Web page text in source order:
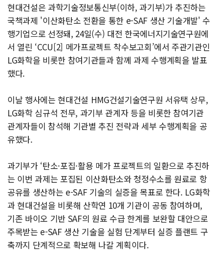
현대건설은 과학기술정보통신부(이하, 과기부)가 추진하는
국책과제 '이산화탄소 전환을 통한 e-SAF 생산 기술개발' 수
행기업으로 선정돼, 24일(수) 대전 한국에너지기술연구원에
서 열린 ‘CCU[2] 메가프로젝트 착수보고회’에서 주관기관인
LG화학을 비롯한 참여기관들과 함께 과제 수행계획을 발표
했다.
이날 행사에는 현대건설 HMG건설기술연구원 서유택 상무,
LG화학 심규석 전무, 과기부 관계자 등을 비롯한 참여기관
관계자들이 참석해 기관별 추진 전략과 세부 수행계획을 공
유했다.
과기부가 ‘탄소·포집·활용 메가 프로젝트의 일환으로 추진하
는 이번 과제는 포집된 이산화탄소와 청정수소를 원료로 항
공유를 생산하는 e-SAF 기술의 실증을 목표로 한다. LG화학
과 현대건설을 비롯해 산학연 10개 기관이 공동 참여하며,
기존 바이오 기반 SAF의 원료 수급 한계를 보완할 대안으로
주목받는 e-SAF 생산 기술을 실험 단계부터 실증 플랜트 구
축까지 단계적으로 확보해 나갈 계획이다.